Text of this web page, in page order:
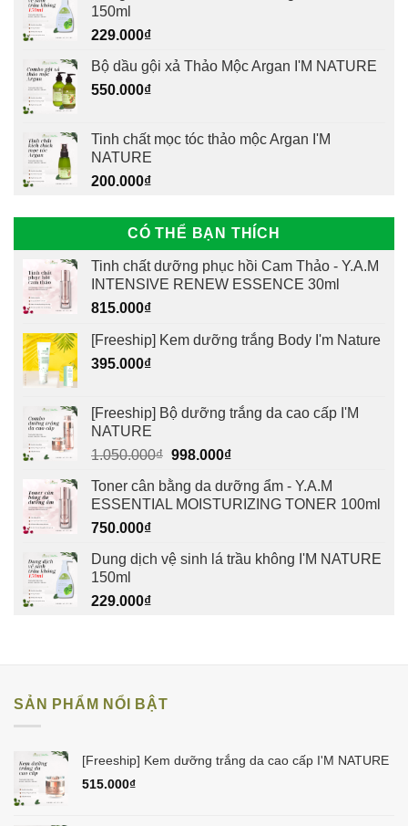
150ml
229.000₫
Bộ dầu gội xả Thảo Mộc Argan I'M NATURE
550.000₫
Tinh chất mọc tóc thảo mộc Argan I'M
NATURE
200.000₫
CÓ THỂ BẠN THÍCH
Tinh chất dưỡng phục hồi Cam Thảo - Y.A.M
INTENSIVE RENEW ESSENCE 30ml
815.000₫
[Freeship] Kem dưỡng trắng Body I'm Nature
395.000₫
[Freeship] Bộ dưỡng trắng da cao cấp I'M
NATURE
1.050.000₫ Giá
là:
1.050.000₫.
998.000₫Giá
tại
là:
Toner cân bằng da dưỡng ẩm - Y.A.M
ESSENTIAL MOISTURIZING TONER 100ml
750.000₫
Dung dịch vệ sinh lá trầu không I'M NATURE
150ml
229.000₫
SẢN PHẨM NỔI BẬT
[Freeship] Kem dưỡng trắng da cao cấp I'M NATURE
515.000₫